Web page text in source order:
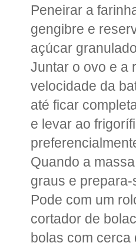
Peneirar a
gengibre e
açúcar
Juntar o ovo e a
velocidade da
até ficar
e levar ao
Quando a
graus e
Pode com um
cortador de
bolas com cerca